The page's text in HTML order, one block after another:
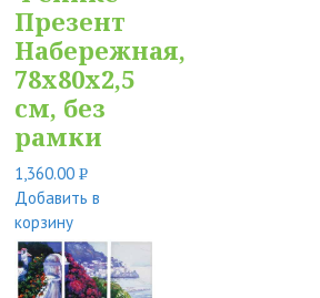
Презент
Набережная,
78x80x2,5
см, без
рамки
1,360.00Р
УБ.
Добавить в
корзину